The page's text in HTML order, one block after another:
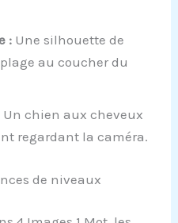
: Une silhouette de
au coucher du
Un chien aux cheveux
regardant la caméra.
de niveaux